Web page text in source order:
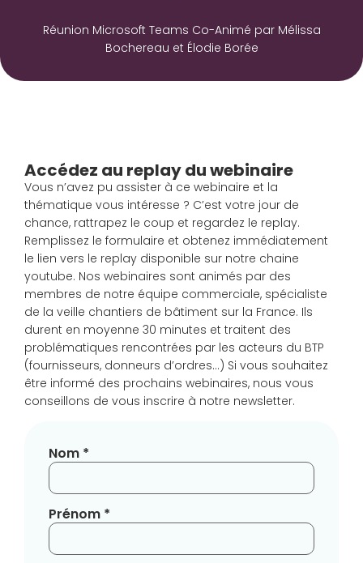
Réunion Microsoft Teams Co-Animé par Mélissa
Bochereau et Élodie Borée
Accédez au replay du webinaire
Vous n’avez pu assister à ce webinaire et la
thématique vous intéresse ? C’est votre jour de
chance, rattrapez le coup et regardez le replay.
Remplissez le formulaire et obtenez immédiatement
le lien vers le replay disponible sur notre chaine
youtube. Nos webinaires sont animés par des
membres de notre équipe commerciale, spécialiste
de la veille chantiers de bâtiment sur la France. Ils
durent en moyenne 30 minutes et traitent des
problématiques rencontrées par les acteurs du BTP
(fournisseurs, donneurs d’ordres…) Si vous souhaitez
être informé des prochains webinaires, nous vous
conseillons de vous inscrire à notre newsletter.
Nom *
Prénom *